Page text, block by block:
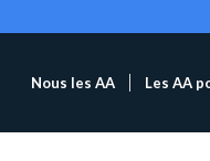
Nous les AA Les AA